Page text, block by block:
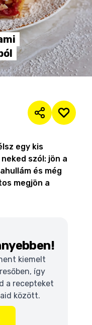
egy kis
szól: jön a
és még
megjön a
kiemelt
így
a recepteket
között.